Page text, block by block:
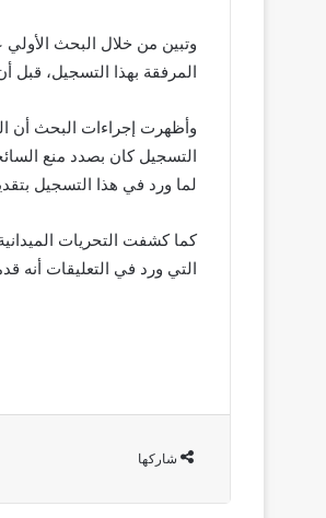
وتبين من خلال البحث
المرفقة بهذا التسجيل،
وأظهرت إجراءات البحث أن
التسجيل كان بصدد منع
لما ورد في هذا التسجيل
كما كشفت التحريات
التي ورد في التعليقات أنه
شاركها